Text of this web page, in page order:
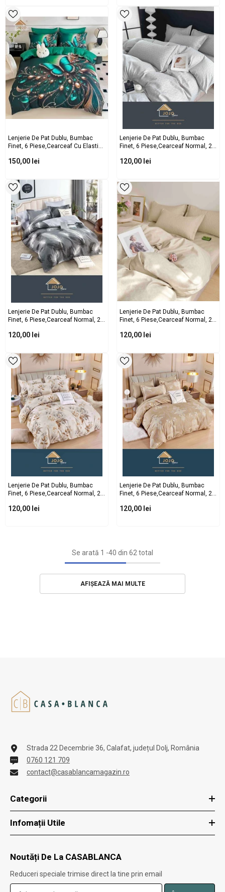
Lenjerie De Pat Dublu, Bumbac
Finet, 6 Piese,cearceaf Cu Elastic,
2 Fete De Perna Patrate
150,00 lei
Lenjerie De Pat Dublu, Bumbac
Finet, 6 Piese,cearceaf Normal, 2
Fete De Perna Patrate
120,00 lei
Lenjerie De Pat Dublu, Bumbac
Finet, 6 Piese,cearceaf Normal, 2
Fete De Perna Patrate
120,00 lei
Lenjerie De Pat Dublu, Bumbac
Finet, 6 Piese,cearceaf Normal, 2
Fete De Perna Patrate
120,00 lei
Lenjerie De Pat Dublu, Bumbac
Finet, 6 Piese,cearceaf Normal, 2
Fete De Perna Patrate
120,00 lei
Lenjerie De Pat Dublu, Bumbac
Finet, 6 Piese,cearceaf Normal, 2
Fete De Perna Patrate
120,00 lei
Se arată 1 -40 din 62 total
AFIȘEAZĂ MAI MULTE
Strada 22 Decembrie 36, Calafat, județul Dolj, România
0760 121 709
contact@casablancamagazin.ro
Categorii
Infomații Utile
Noutăți De La CASABLANCA
Reduceri speciale trimise direct la tine prin email